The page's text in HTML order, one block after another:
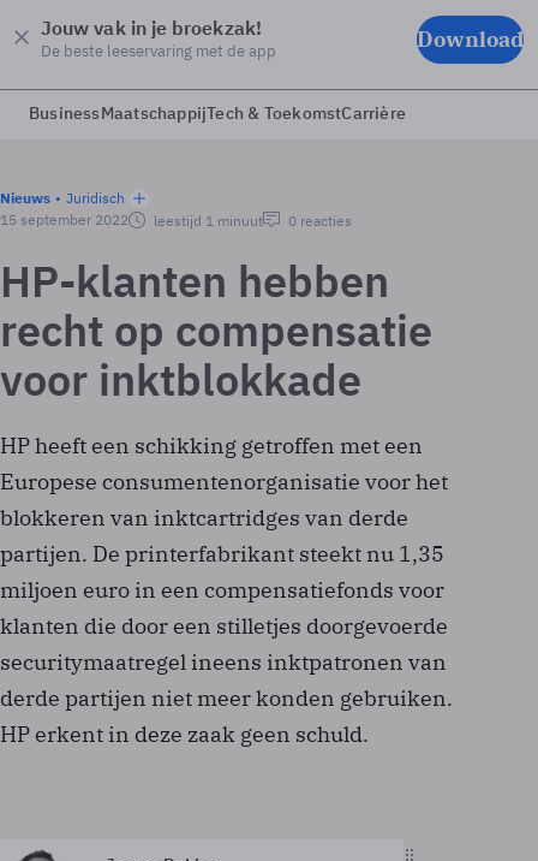
Jouw vak in je broekzak!
De beste leeservaring met de app Download
BusinessMaatschappijTech & ToekomstCarrière
Nieuws
Juridisch
15 september 2022
leestijd 1 minuut 0 reacties
HP-klanten hebben
recht op compensatie
voor inktblokkade
HP heeft een schikking getroffen met een
Europese consumentenorganisatie voor het
blokkeren van inktcartridges van derde
partijen. De printerfabrikant steekt nu 1,35
miljoen euro in een compensatiefonds voor
klanten die door een stilletjes doorgevoerde
securitymaatregel ineens inktpatronen van
derde partijen niet meer konden gebruiken.
HP erkent in deze zaak geen schuld.